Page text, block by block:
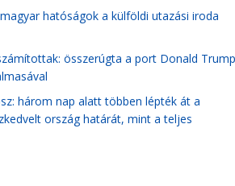
hatóságok a külföldi utazási iroda
összerúgta a port Donald Trump
három nap alatt többen lépték át a
ország határát, mint a teljes